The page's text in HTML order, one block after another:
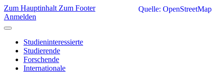
Zum Hauptinhalt Zum Footer
Anmelden
Studieninteressierte
Studierende
Forschende
Internationale
Quelle: OpenStreetMap